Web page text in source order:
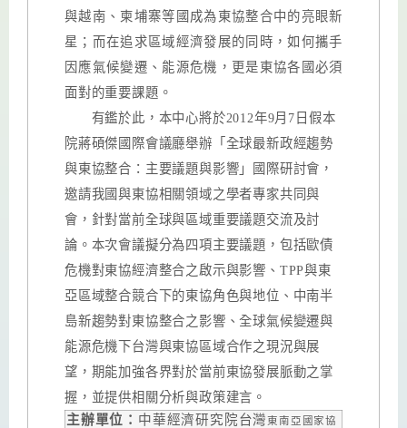
與越南、柬埔寨等國成為東協整合中的亮眼新
星；而在追求區域經濟發展的同時，如何攜手
因應氣候變遷、能源危機，更是東協各國必須
面對的重要課題。
有鑑於此，本中心將於2012年9月 7 日假本
院蔣碩傑國際會議廳舉辦「全球最新政經趨勢
與東協整合：主要議題與影響」國際研討會，
邀請我國與東協相關領域之學者專家共同與
會，針對當前全球與區域重要議題交流及討
論。本次會議擬分為四項主要議題，包括歐債
危機對東協經濟整合之啟示與影響、 TPP與東
亞區域整合競合下的東協角色與地位、中南半
島新趨勢對東協整合之影響、全球氣候變遷與
能源危機下台灣與東協區域合作之現況與展
望，期能加強各界對於當前東協發展脈動之掌
握，並提供相關分析與政策建言。
主辦單位： 中華經濟研究院台灣東南亞國家協